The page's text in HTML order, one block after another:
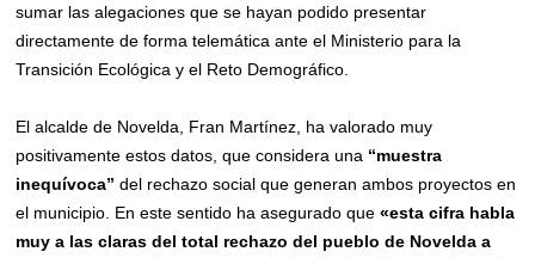
sumar las alegaciones que se hayan podido presentar
directamente de forma telemática ante el Ministerio para la
Transición Ecológica y el Reto Demográfico.
El alcalde de Novelda, Fran Martínez, ha valorado muy
positivamente estos datos, que considera una “muestra
inequívoca”del rechazo social que generan ambos proyectos en
el municipio. En este sentido ha asegurado que«esta cifra habla
muy a las claras del total rechazo del pueblo de Novelda a